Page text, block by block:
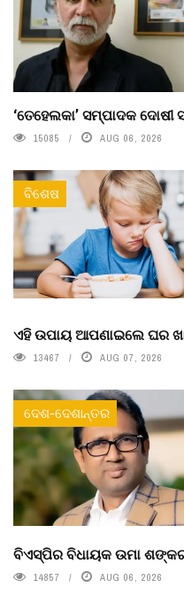
‘ତେହେଲକା’ ସମ୍ପାଦକ ଦୋଷୀ
15085 AUG 06, 2026
ବିଶେଷ
ଏହି ଉପାୟ ଆପଣାଇଲେ ଘର
13467 AUG 07, 2026
ଦେଶ-ଦେଶାନ୍ତର
ବିଏସ୍‌ପିର ବିଧାୟକ ଉମା
14857 AUG 06, 2026